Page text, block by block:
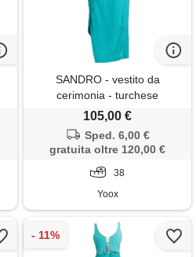
SANDRO - vestito da
cerimonia - turchese
105,00 €
Sped. 6,00 €
gratuita oltre 120,00 €
38
Yoox